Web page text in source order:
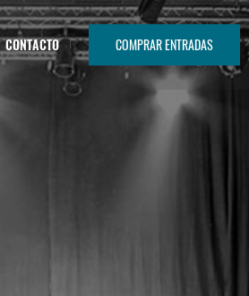
CONTACTO COMPRAR ENTRADAS